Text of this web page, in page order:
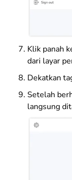
Klik panah
dari layar
Dekatkan
Setelah
langsung